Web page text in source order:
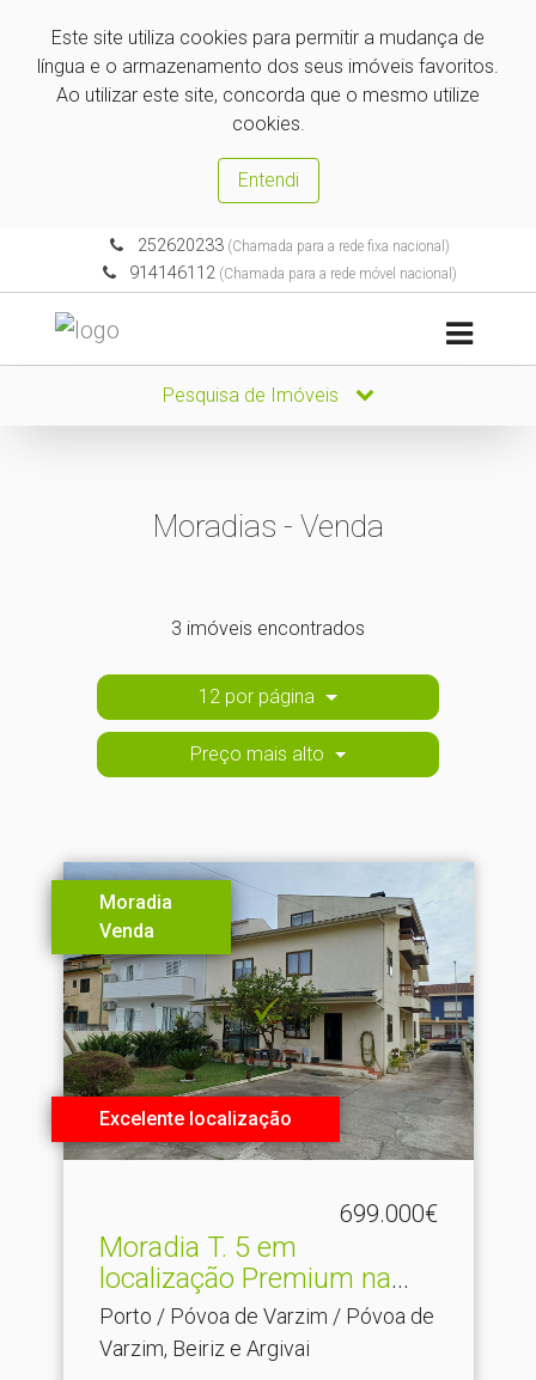
Este site utiliza cookies para permitir a mudança de
língua e o armazenamento dos seus imóveis favoritos.
Ao utilizar este site, concorda que o mesmo utilize
cookies.
Entendi
252620233(Chamada para a rede fixa nacional)
914146112 (Chamada para a rede móvel nacional)
Pesquisa de Imóveis
Moradias - Venda
3 imóveis encontrados
12 por página
Preço mais alto
Moradia
Venda
Excelente localização
699.000€
Moradia T.​ 5 em
localização Premium na
Póvoa ...
Porto / Póvoa de Varzim / Póvoa de
Varzim, Beiriz e Argivai